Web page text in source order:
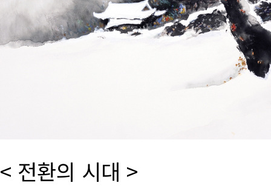
< 전환의 시대 >